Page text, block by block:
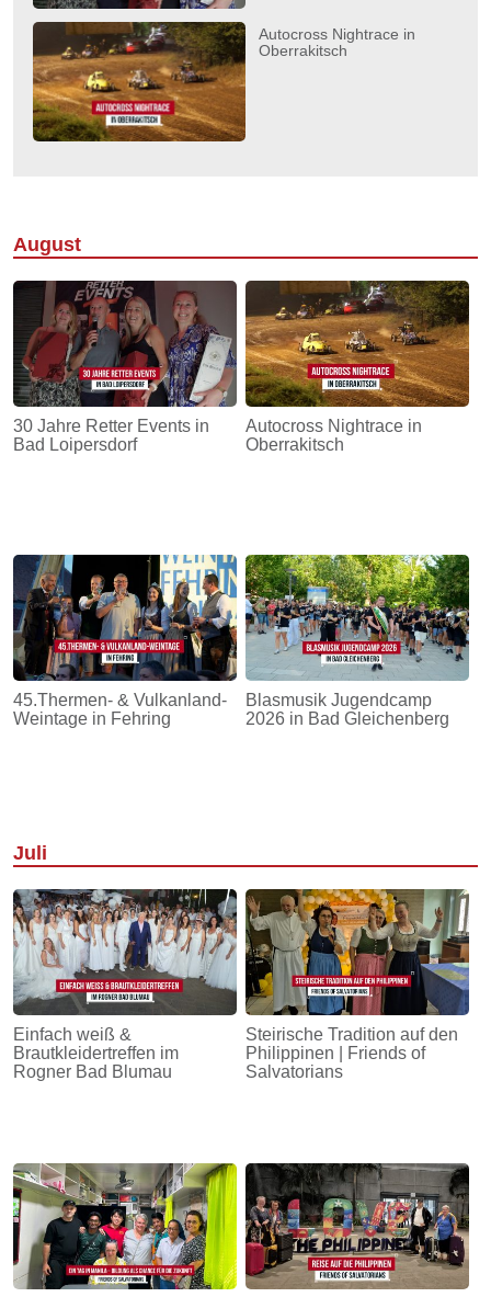
Autocross Nightrace in
Oberrakitsch
August
30 Jahre Retter Events in
Bad Loipersdorf
Autocross Nightrace in
Oberrakitsch
45.Thermen- & Vulkanland-
Weintage in Fehring
Blasmusik Jugendcamp
2026 in Bad Gleichenberg
Juli
Einfach weiß &
Brautkleidertreffen im
Rogner Bad Blumau
Steirische Tradition auf den
Philippinen | Friends of
Salvatorians